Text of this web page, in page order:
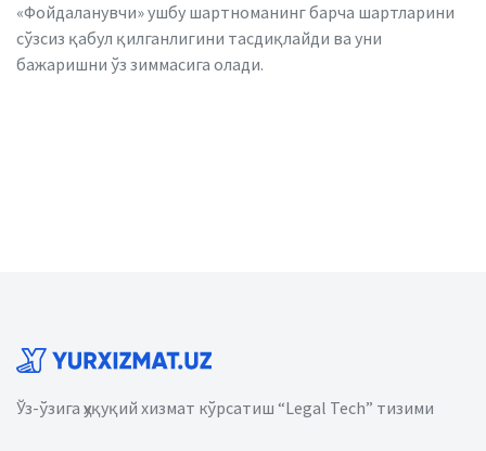
«Фойдаланувчи» ушбу шартноманинг барча шартларини
сўзсиз қабул қилганлигини тасдиқлайди ва уни
бажаришни ўз зиммасига олади.
Ўз-ўзига ҳуқуқий хизмат кўрсатиш “Legal Tech” тизими